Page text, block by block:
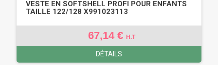
VESTE EN SOFTSHELL PROFI POUR ENFANTS
TAILLE 122/128 X991023113
67,14 € H.T
DÉTAILS